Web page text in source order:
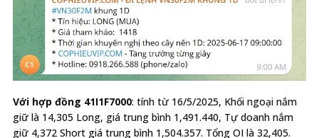
Với hợp đồng 41I1F7000: tính từ 16/5/2025, Khối ngoại nắm
giữ là 14,305 Long, giá trung bình 1,491.440, Tự doanh nắm
giữ 4,372 Short giá trung bình 1,504.357. Tổng OI là 32,405.